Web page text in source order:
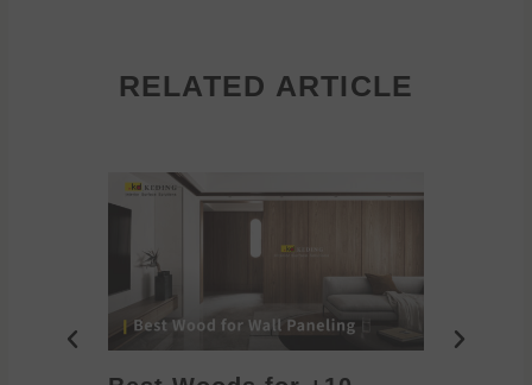
RELATED ARTICLE